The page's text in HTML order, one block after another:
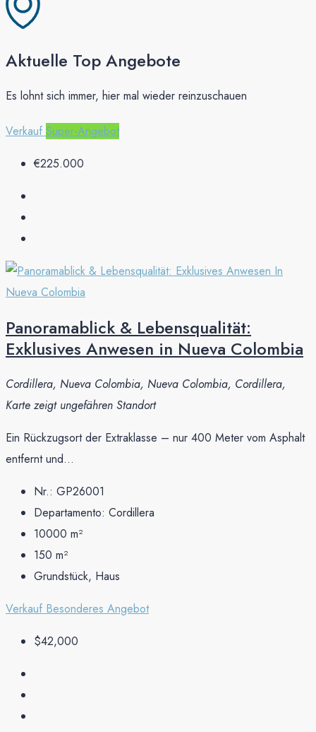
Aktuelle Top Angebote
Es lohnt sich immer, hier mal wieder reinzuschauen
Verkauf Super-Angebot
€225.000
Panoramablick & Lebensqualität:
Exklusives Anwesen in Nueva Colombia
Cordillera, Nueva Colombia, Nueva Colombia, Cordillera,
Karte zeigt ungefähren Standort
Ein Rückzugsort der Extraklasse – nur 400 Meter vom Asphalt
entfernt und...
Nr.: GP26001
Departamento: Cordillera
10000 m²
150 m²
Grundstück, Haus
Verkauf Besonderes Angebot
$42,000